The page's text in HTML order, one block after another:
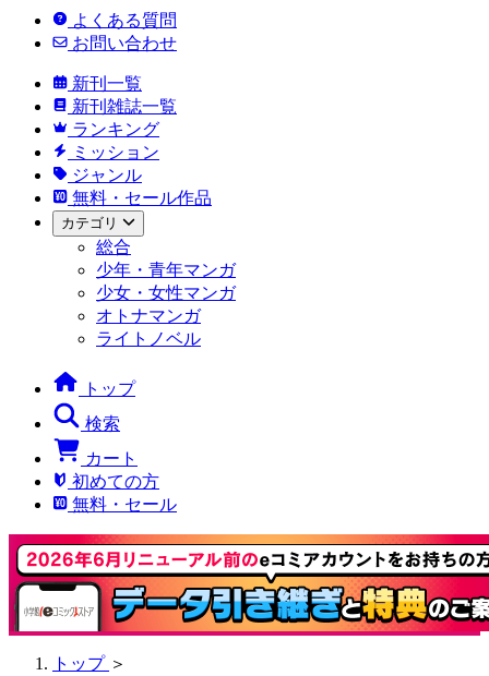
よくある質問
お問い合わせ
新刊一覧
新刊雑誌一覧
ランキング
ミッション
ジャンル
無料・セール作品
カテゴリ
総合
少年・青年マンガ
少女・女性マンガ
オトナマンガ
ライトノベル
トップ
検索
カート
初めての方
無料・セール
トップ ＞